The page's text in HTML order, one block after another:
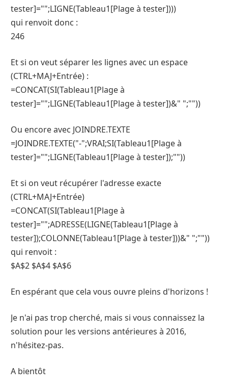
tester]="";LIGNE(Tableau1[Plage à tester])))
qui renvoit donc :
246
Et si on veut séparer les lignes avec un espace
(CTRL+MAJ+Entrée) :
=CONCAT(SI(Tableau1[Plage à
tester]="";LIGNE(Tableau1[Plage à tester])&" ";""))
Ou encore avec JOINDRE.TEXTE
=JOINDRE.TEXTE("-";VRAI;SI(Tableau1[Plage à
tester]="";LIGNE(Tableau1[Plage à tester]);""))
Et si on veut récupérer l'adresse exacte
(CTRL+MAJ+Entrée)
=CONCAT(SI(Tableau1[Plage à
tester]="";ADRESSE(LIGNE(Tableau1[Plage à
tester]);COLONNE(Tableau1[Plage à tester]))&" ";""))
qui renvoit :
$A$2 $A$4 $A$6
En espérant que cela vous ouvre pleins d'horizons !
Je n'ai pas trop cherché, mais si vous connaissez la
solution pour les versions antérieures à 2016,
n'hésitez-pas.
A bientôt